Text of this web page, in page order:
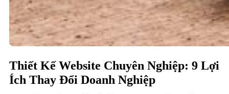
Thiết Kế Website Chuyên Nghiệp: 9 Lợi
Ích Thay Đổi Doanh Nghiệp